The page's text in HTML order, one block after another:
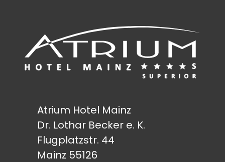
Atrium Hotel Mainz
Dr. Lothar Becker e. K.
Flugplatzstr. 44
Mainz 55126